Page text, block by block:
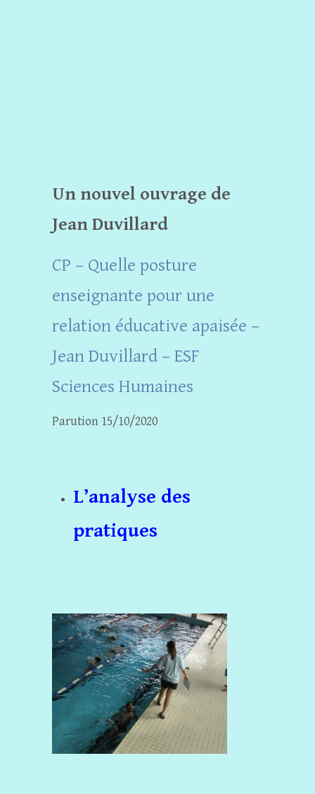
Un nouvel ouvrage de
Jean Duvillard
CP – Quelle posture
enseignante pour une
relation éducative apaisée –
Jean Duvillard – ESF
Sciences Humaines
Parution 15/10/2020
L’analyse des
pratiques